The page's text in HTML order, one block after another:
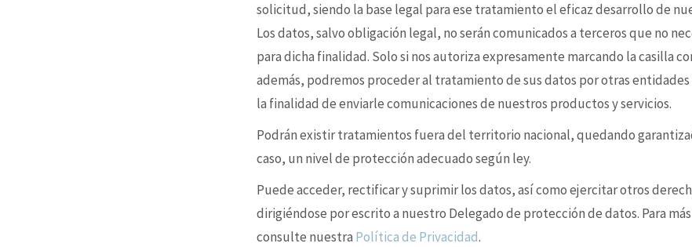
solicitud, siendo la base legal para ese tratamiento el eficaz desarrollo de
Los datos, salvo obligación legal, no serán comunicados a terceros que no
para dicha finalidad. Solo si nos autoriza expresamente marcando la casilla
además, podremos proceder al tratamiento de sus datos por otras entidades
la finalidad de enviarle comunicaciones de nuestros productos y servicios.
Podrán existir tratamientos fuera del territorio nacional, quedando
caso, un nivel de protección adecuado según ley.
Puede acceder, rectificar y suprimir los datos, así como ejercitar otros
dirigiéndose por escrito a nuestro Delegado de protección de datos. Para
consulte nuestra Política de Privacidad.